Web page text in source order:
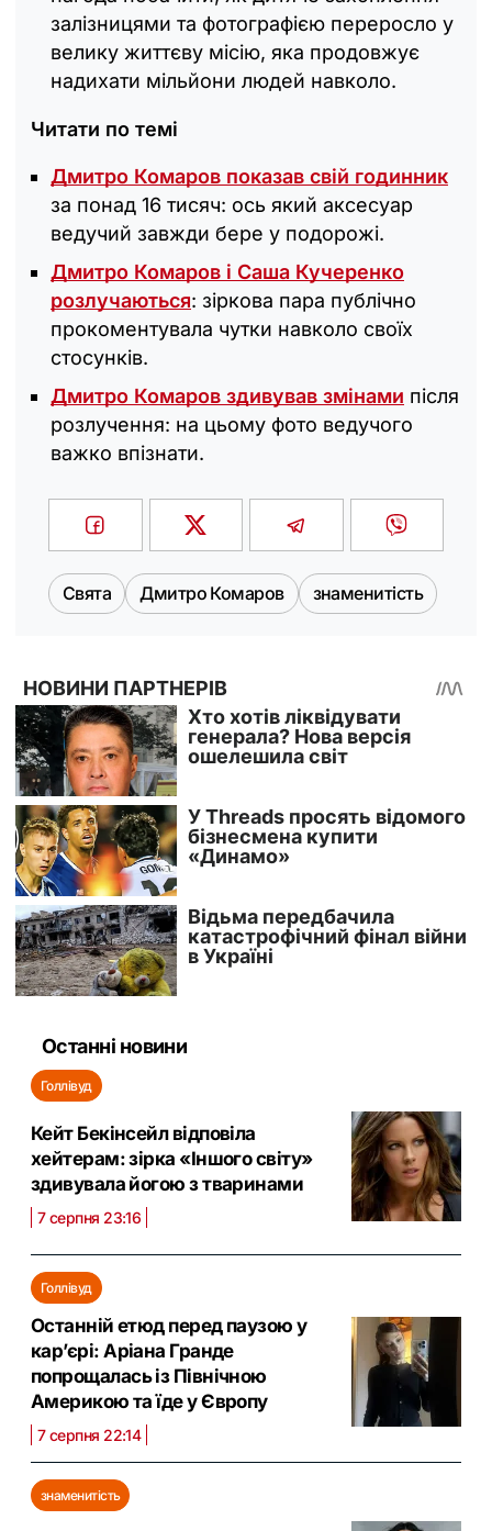
залізницями та фотографією переросло у
велику життєву місію, яка продовжує
надихати мільйони людей навколо.
Читати по темі
Дмитро Комаров показав свій годинник
за понад 16 тисяч: ось який аксесуар
ведучий завжди бере у подорожі.
Дмитро Комаров і Саша Кучеренко
розлучаються: зіркова пара публічно
прокоментувала чутки навколо своїх
стосунків.
Дмитро Комаров здивував змінами після
розлучення: на цьому фото ведучого
важко впізнати.
Свята Дмитро Комаров знаменитість
Останні новини
Голлівуд
Кейт Бекінсейл відповіла
хейтерам: зірка «Іншого світу»
здивувала йогою з тваринами
7 серпня 23:16
Голлівуд
Останній етюд перед паузою у
кар’єрі: Аріана Гранде
попрощалась із Північною
Америкою та їде у Європу
7 серпня 22:14
знаменитість